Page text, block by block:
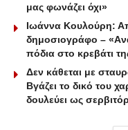
μας φωνάζει όχι»
Ιωάννα Κουλούρη:
δημοσιογράφο –
πόδια στο κρεβάτι
Δεν κάθεται με
Βγάζει το δικό του
δουλεύει ως